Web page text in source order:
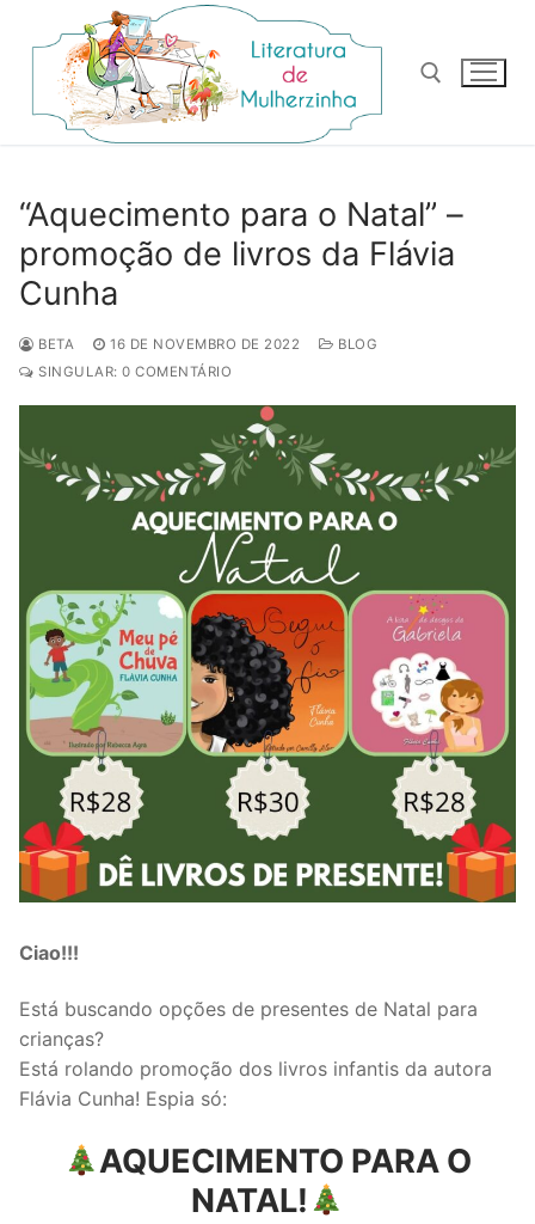
para
conteúdo
“Aquecimento para o Natal” –
promoção de livros da Flávia
Cunha
BETA 16 DE NOVEMBRO DE 2022
BLOG
SINGULAR: 0 COMENTÁRIO
Ciao!!!
Está buscando opções de presentes de Natal para
crianças?
Está rolando promoção dos livros infantis da autora
Flávia Cunha! Espia só:
AQUECIMENTO PARA O
NATAL!